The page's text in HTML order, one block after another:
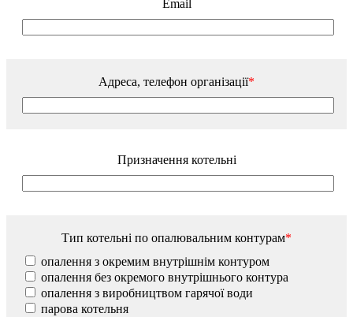
Email
Адреса, телефон організації*
Призначення котельні
Тип котельні по опалювальним контурам*
опалення з окремим внутрішнім контуром
опалення без окремого внутрішнього контура
опалення з виробництвом гарячої води
парова котельня